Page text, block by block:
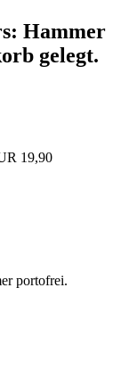
Hammer
gelegt.
19,90
portofrei.